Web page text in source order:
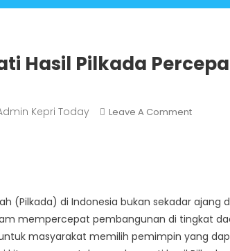
Hasil Pilkada
Kepri Today Leave A CommentOn
Wilayah
(Pilkada) di Indonesia bukan sekadar
mempercepat pembangunan di tingkat
masyarakat memilih pemimpin yang